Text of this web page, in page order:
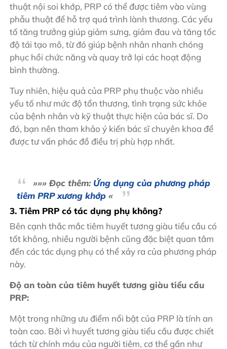
thuật nội soi khớp, PRP có thể được tiêm vào vùng
phẫu thuật để hỗ trợ quá trình lành thương. Các yếu
tố tăng trưởng giúp giảm sưng, giảm đau và tăng tốc
độ tái tạo mô, từ đó giúp bệnh nhân nhanh chóng
phục hồi chức năng và quay trở lại các hoạt động
bình thường.
Tuy nhiên, hiệu quả của PRP phụ thuộc vào nhiều
yếu tố như mức độ tổn thương, tình trạng sức khỏe
của bệnh nhân và kỹ thuật thực hiện của bác sĩ. Do
đó, bạn nên tham khảo ý kiến bác sĩ chuyên khoa để
được tư vấn phác đồ điều trị phù hợp nhất.
»»» Đọc thêm: Ứng dụng của phương pháp
tiêm PRP xương khớp «
3. Tiêm PRP có tác dụng phụ không?
Bên cạnh thắc mắc tiêm huyết tương giàu tiểu cầu có
tốt không, nhiều người bệnh cũng đặc biệt quan tâm
đến các tác dụng phụ có thể xảy ra của phương pháp
này.
Độ an toàn của tiêm huyết tương giàu tiểu cầu
PRP:
Một trong những ưu điểm nổi bật của PRP là tính an
toàn cao. Bởi vì huyết tương giàu tiểu cầu được chiết
tách từ chính máu của người tiêm, cơ thể gần như